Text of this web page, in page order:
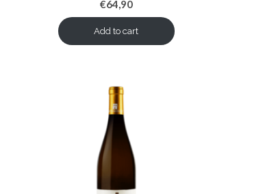
€64,90
Add to cart